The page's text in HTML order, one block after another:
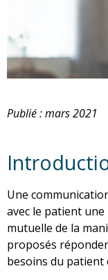
Publié : mars 2021
Une
avec le patient
mutuelle de la
proposés
besoins du patient